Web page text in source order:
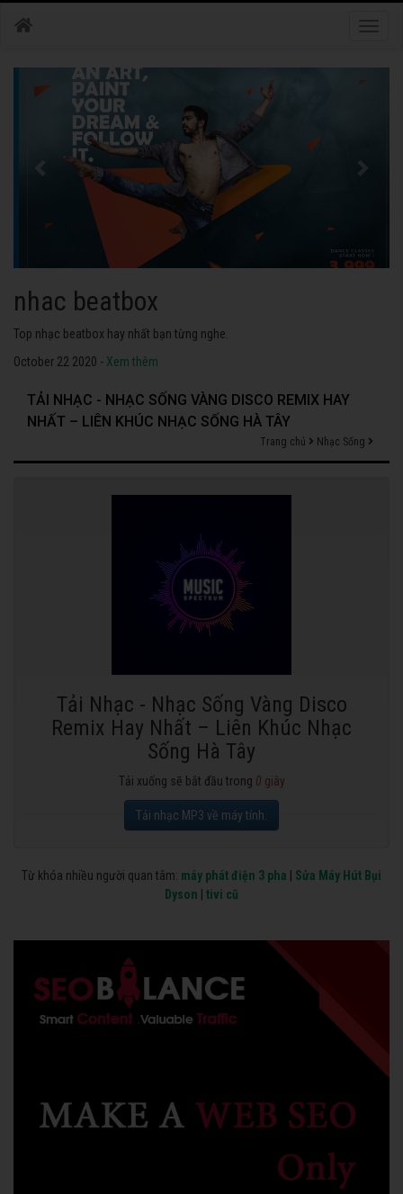
nhac dance
Những bài nhạc dance tuyển chọn 2020 hay nhất.
October 22 2020 - Xem thêm
TẢI NHẠC - NHẠC SỐNG VÀNG DISCO REMIX HAY
NHẤT – LIÊN KHÚC NHẠC SỐNG HÀ TÂY
Trang chủ Nhạc Sống
Tải Nhạc - Nhạc Sống Vàng Disco
Remix Hay Nhất – Liên Khúc Nhạc
Sống Hà Tây
Tải xuống sẽ bắt đầu trong 0 giây
Tải nhạc MP3 về máy tính.
Từ khóa nhiều người quan tâm: máy phát điện 3 pha
Sửa Máy Hút Bụi
Dyson
tivi cũ